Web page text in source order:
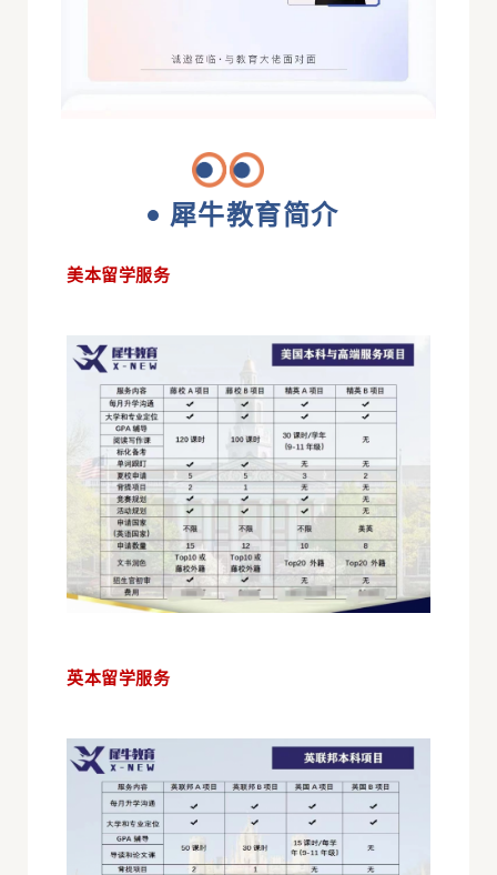
犀牛教育简介
美本留学服务
英本留学服务